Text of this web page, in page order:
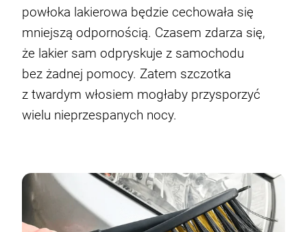
powłoka lakierowa będzie cechowała się
mniejszą odpornością. Czasem zdarza się,
że lakier sam odpryskuje z samochodu
bez żadnej pomocy. Zatem szczotka
z twardym włosiem mogłaby przysporzyć
wielu nieprzespanych nocy.